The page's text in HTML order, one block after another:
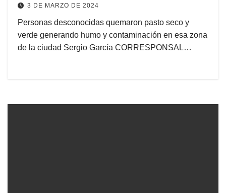
3 DE MARZO DE 2024
Personas desconocidas quemaron pasto seco y
verde generando humo y contaminación en esa zona
de la ciudad Sergio García CORRESPONSAL…